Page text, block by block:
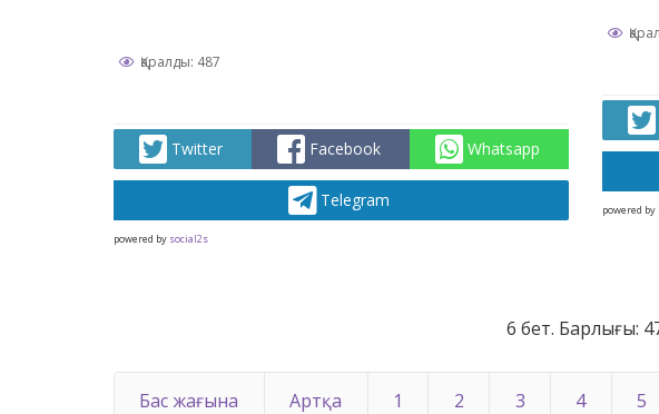
powered by
Қаралды: 487
Twitter Facebook Whatsapp
Telegram
powered by social2s
6 бет. Барлығы:
Бас жағына Артқа 1 2 3 4 5